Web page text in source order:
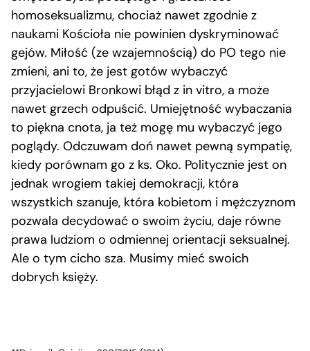
homoseksualizmu, chociaż nawet zgodnie z
naukami Kościoła nie powinien dyskryminować
gejów. Miłość (ze wzajemnością) do PO tego nie
zmieni, ani to, że jest gotów wybaczyć
przyjacielowi Bronkowi błąd z in vitro, a może
nawet grzech odpuścić. Umiejętność wybaczania
to piękna cnota, ja też mogę mu wybaczyć jego
poglądy. Odczuwam doń nawet pewną sympatię,
kiedy porównam go z ks. Oko. Politycznie jest on
jednak wrogiem takiej demokracji, która
wszystkich szanuje, która kobietom i mężczyznom
pozwala decydować o swoim życiu, daje równe
prawa ludziom o odmiennej orientacji seksualnej.
Ale o tym cicho sza. Musimy mieć swoich
dobrych księży.